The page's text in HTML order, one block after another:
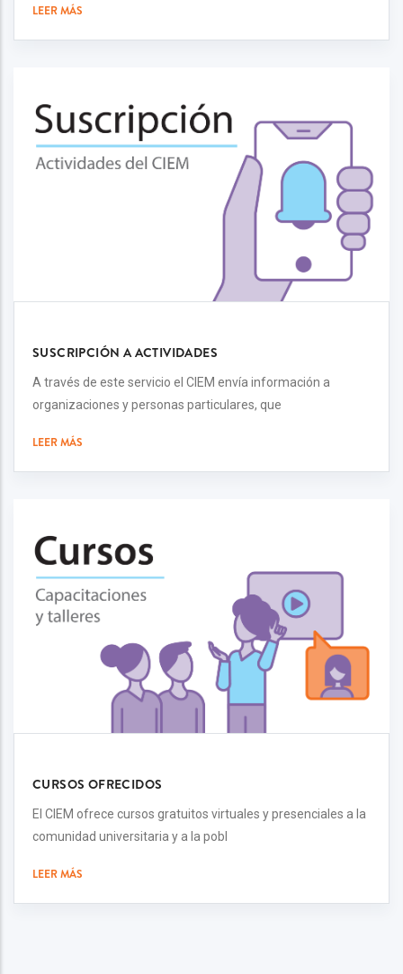
LEER MÁS
SUSCRIPCIÓN A ACTIVIDADES
A través de este servicio el CIEM envía información a
organizaciones y personas particulares, que
LEER MÁS
CURSOS OFRECIDOS
El CIEM ofrece cursos gratuitos virtuales y presenciales a la
comunidad universitaria y a la pobl
LEER MÁS